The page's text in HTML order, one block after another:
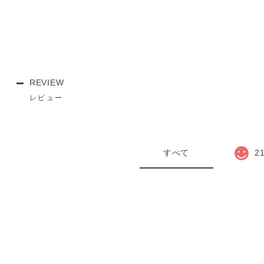
REVIEW
レビュー
すべて 21